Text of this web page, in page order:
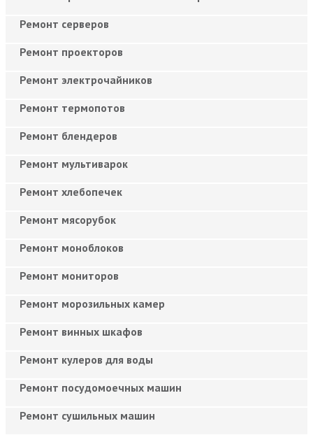
Ремонт серверов
Ремонт проекторов
Ремонт электрочайников
Ремонт термопотов
Ремонт блендеров
Ремонт мультиварок
Ремонт хлебопечек
Ремонт мясорубок
Ремонт моноблоков
Ремонт мониторов
Ремонт морозильных камер
Ремонт винных шкафов
Ремонт кулеров для воды
Ремонт посудомоечных машин
Ремонт сушильных машин